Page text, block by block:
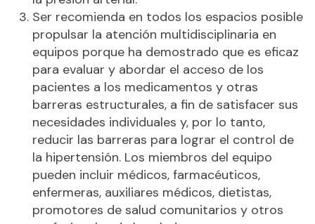
Ser recomienda en todos los espacios posible
propulsar la atención multidisciplinaria en
equipos porque ha demostrado que es eficaz
para evaluar y abordar el acceso de los
pacientes a los medicamentos y otras
barreras estructurales, a fin de satisfacer sus
necesidades individuales y, por lo tanto,
reducir las barreras para lograr el control de
la hipertensión. Los miembros del equipo
pueden incluir médicos, farmacéuticos,
enfermeras, auxiliares médicos, dietistas,
promotores de salud comunitarios y otros